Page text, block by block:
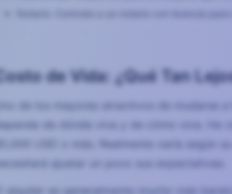
Costo de Vida: ¿Qué Tan
depende de dónde viva y de cómo viva. He
El alquiler es generalmente mucho más